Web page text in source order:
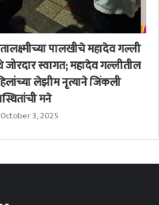
पालखीचे महादेव गल्ली
जोरदार स्वागत; महादेव गल्लीतील
लेझीम नृत्याने जिंकली
मने
October 3, 2025